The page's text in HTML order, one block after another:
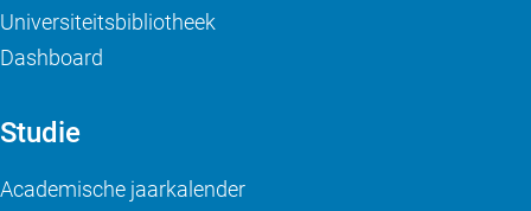
Universiteitsbibliotheek
Dashboard
Studie
Academische jaarkalender